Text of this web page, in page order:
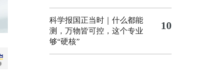
科学报国正当时｜什么都能
测，万物皆可控，这个专业
够“硬核”
10